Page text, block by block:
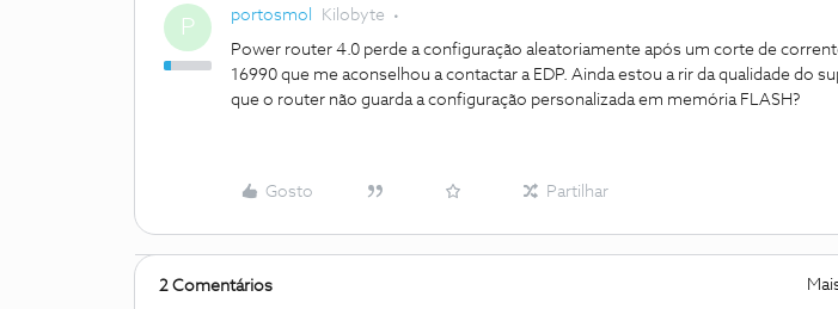
P portosmol Kilobyte
Power router 4.0 perde a configuração aleatoriamente após um corte de
16990 que me aconselhou a contactar a EDP. Ainda estou a rir da qualidade do
que o router não guarda a configuração personalizada em memória FLASH?
Gosto Partilhar
2 Comentários